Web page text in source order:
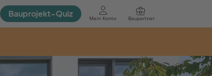
Bauprojekt-Quiz Mein Konto Baupartner